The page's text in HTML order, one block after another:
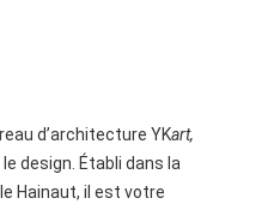
d’architecture YKart,
design. Établi dans la
Hainaut, il est votre